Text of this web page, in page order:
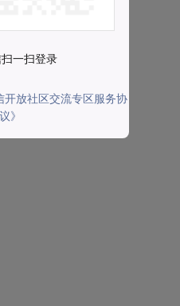
一扫登录
开放社区交流专区服务协
议》